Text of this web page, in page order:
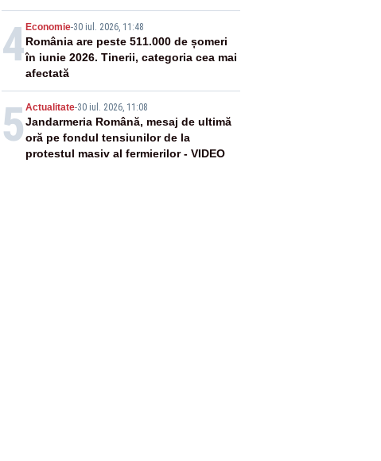
energie
4Economie-30 iul. 2026, 11:48
România are peste 511.000 de șomeri
în iunie 2026. Tinerii, categoria cea mai
afectată
5 Actualitate-30 iul. 2026, 11:08
Jandarmeria Română, mesaj de ultimă
oră pe fondul tensiunilor de la
protestul masiv al fermierilor - VIDEO